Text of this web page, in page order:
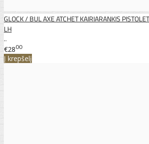
GLOCK / BUL AXE ATCHET KAIRIARANKIS
LH
..
€2800
Į krepšelį